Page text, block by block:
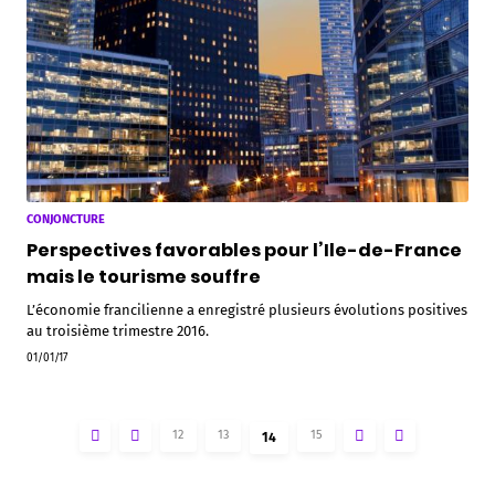
CONJONCTURE
Perspectives favorables pour l’Ile-de-France
mais le tourisme souffre
L’économie francilienne a enregistré plusieurs évolutions positives
au troisième trimestre 2016.
01/01/17
12 13 14 15